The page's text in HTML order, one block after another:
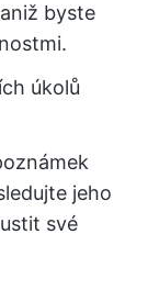
byste
úkolů
jeho
své